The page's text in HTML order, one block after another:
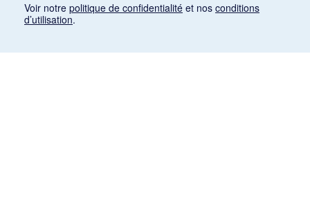
Voir notre politique de confidentialité et nos conditions
d’utilisation.